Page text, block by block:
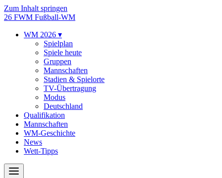
Zum Inhalt springen
26 FWM Fußball-WM
WM 2026 ▾
Spielplan
Spiele heute
Gruppen
Mannschaften
Stadien & Spielorte
TV-Übertragung
Modus
Deutschland
Qualifikation
Mannschaften
WM-Geschichte
News
Wett-Tipps